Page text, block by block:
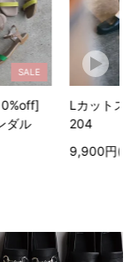
HOT
カットスリッポン
9,900円(税込)